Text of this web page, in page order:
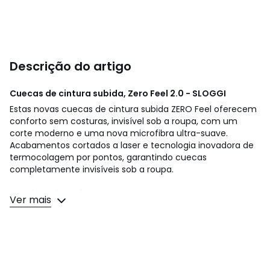
Descrição do artigo
Cuecas de cintura subida, Zero Feel 2.0 - SLOGGI
Estas novas cuecas de cintura subida ZERO Feel oferecem
conforto sem costuras, invisível sob a roupa, com um
corte moderno e uma nova microfibra ultra-suave.
Acabamentos cortados a laser e tecnologia inovadora de
termocolagem por pontos, garantindo cuecas
completamente invisíveis sob a roupa.
Detalhes do artigo
• Cuecas maxi
Ver mais